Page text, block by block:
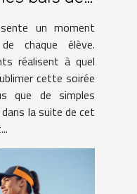
un moment
chaque élève.
réalisent à quel
cette soirée
que de simples
la suite de cet